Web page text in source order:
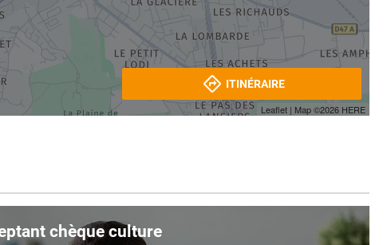
Leaflet | Map ©2026 HERE
ITINÉRAIRE
chèque culture